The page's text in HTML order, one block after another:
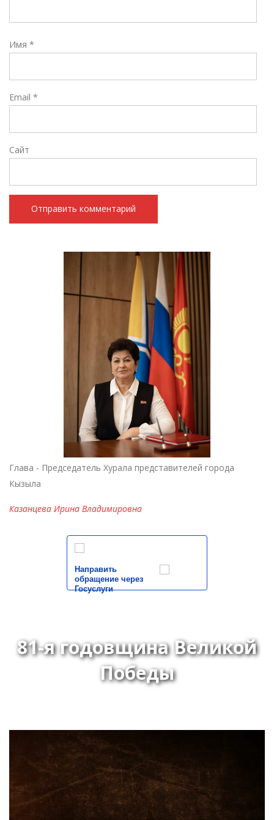
Имя *
Email *
Сайт
Глава - Председатель Хурала представителей города
Кызыла
Казанцева Ирина Владимировна
Направить
обращение через
Госуслуги
81-я годовщина Великой
Победы